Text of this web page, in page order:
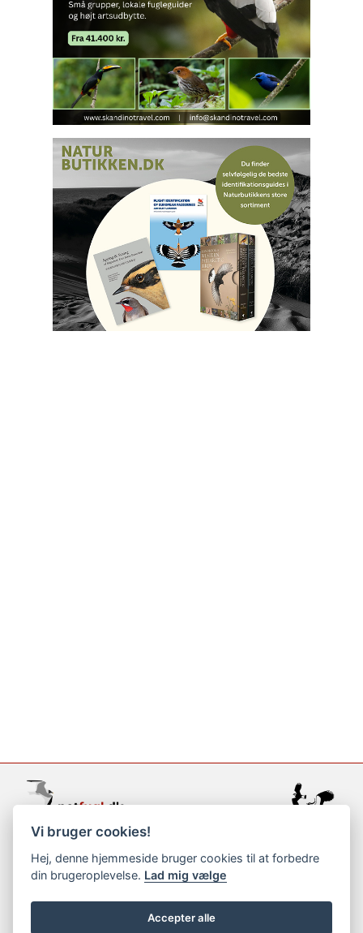
support@netfugl.dk
copyright © 2002-2023
Vi bruger cookies!
Hej, denne hjemmeside bruger cookies til at forbedre
din brugeroplevelse. Lad mig vælge
Accepter alle